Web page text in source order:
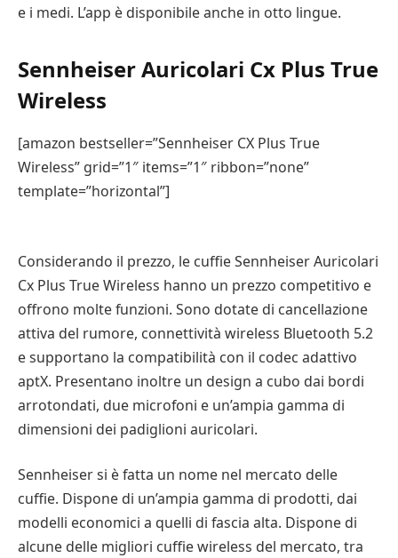
e i medi. L’app è disponibile anche in otto lingue.
Sennheiser Auricolari Cx Plus True
Wireless
[amazon bestseller=”Sennheiser CX Plus True
Wireless” grid=”1″ items=”1″ ribbon=”none”
template=”horizontal”]
Considerando il prezzo, le cuffie Sennheiser Auricolari
Cx Plus True Wireless hanno un prezzo competitivo e
offrono molte funzioni. Sono dotate di cancellazione
attiva del rumore, connettività wireless Bluetooth 5.2
e supportano la compatibilità con il codec adattivo
aptX. Presentano inoltre un design a cubo dai bordi
arrotondati, due microfoni e un’ampia gamma di
dimensioni dei padiglioni auricolari.
Sennheiser si è fatta un nome nel mercato delle
cuffie. Dispone di un’ampia gamma di prodotti, dai
modelli economici a quelli di fascia alta. Dispone di
alcune delle migliori cuffie wireless del mercato, tra